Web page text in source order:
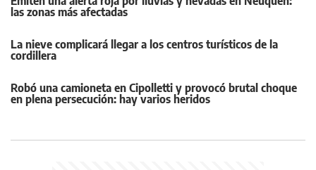
las zonas más afectadas
La nieve complicará llegar a los centros turísticos de la
cordillera
Robó una camioneta en Cipolletti y provocó brutal choque
en plena persecución: hay varios heridos